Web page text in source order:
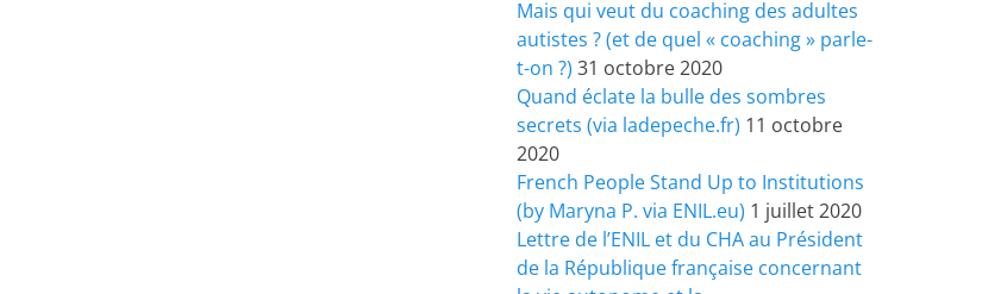
Mais qui veut du coaching des adultes
autistes ? (et de quel « coaching » parle-
t-on ?) 31 octobre 2020
Quand éclate la bulle des sombres
secrets (via ladepeche.fr) 11 octobre
2020
French People Stand Up to Institutions
(by Maryna P. via ENIL.eu) 1 juillet 2020
Lettre de l’ENIL et du CHA au Président
de la République française concernant